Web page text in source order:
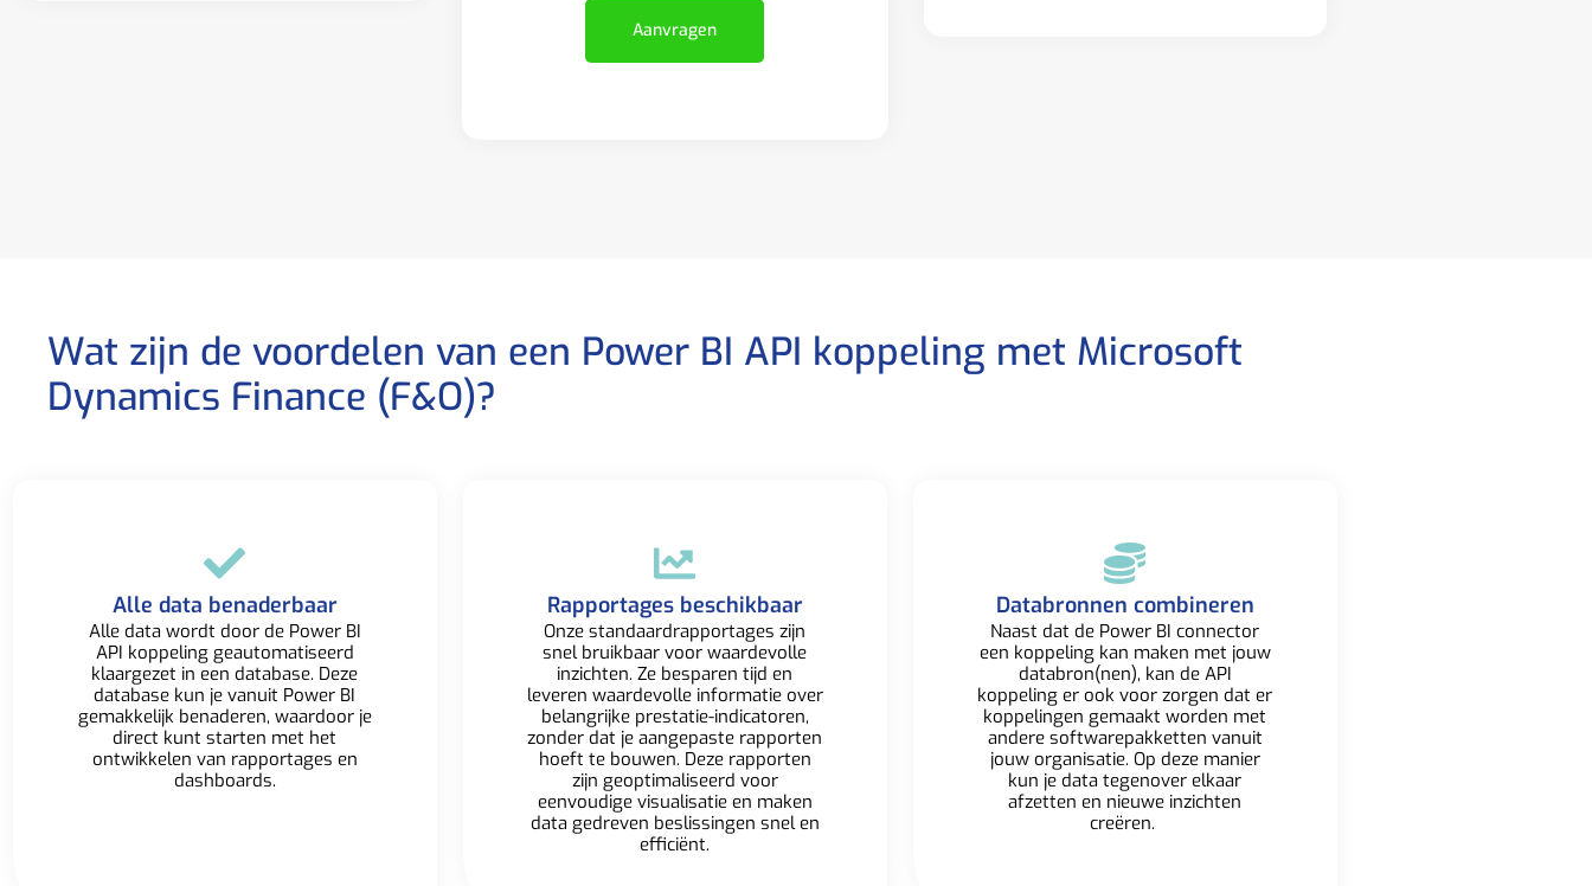
Aanvragen
Wat zijn de voordelen van een Power BI API koppeling met Microsoft
Dynamics Finance (F&O)?​
Alle data benaderbaar​
Alle data wordt door de Power BI
API koppeling geautomatiseerd
klaargezet in een database. Deze
database kun je vanuit Power BI
gemakkelijk benaderen, waardoor je
direct kunt starten met het
ontwikkelen van rapportages en
dashboards.​
Rapportages beschikbaar​
Onze standaardrapportages zijn
snel bruikbaar voor waardevolle
inzichten. Ze besparen tijd en
leveren waardevolle informatie over
belangrijke prestatie-indicatoren,
zonder dat je aangepaste rapporten
hoeft te bouwen. Deze rapporten
zijn geoptimaliseerd voor
eenvoudige visualisatie en maken
data gedreven beslissingen snel en
efficiënt.
Databronnen combineren​
Naast dat de Power BI connector
een koppeling kan maken met jouw
databron(nen), kan de API
koppeling er ook voor zorgen dat er
koppelingen gemaakt worden met
andere softwarepakketten vanuit
jouw organisatie. Op deze manier
kun je data tegenover elkaar
afzetten en nieuwe inzichten
creëren. ​